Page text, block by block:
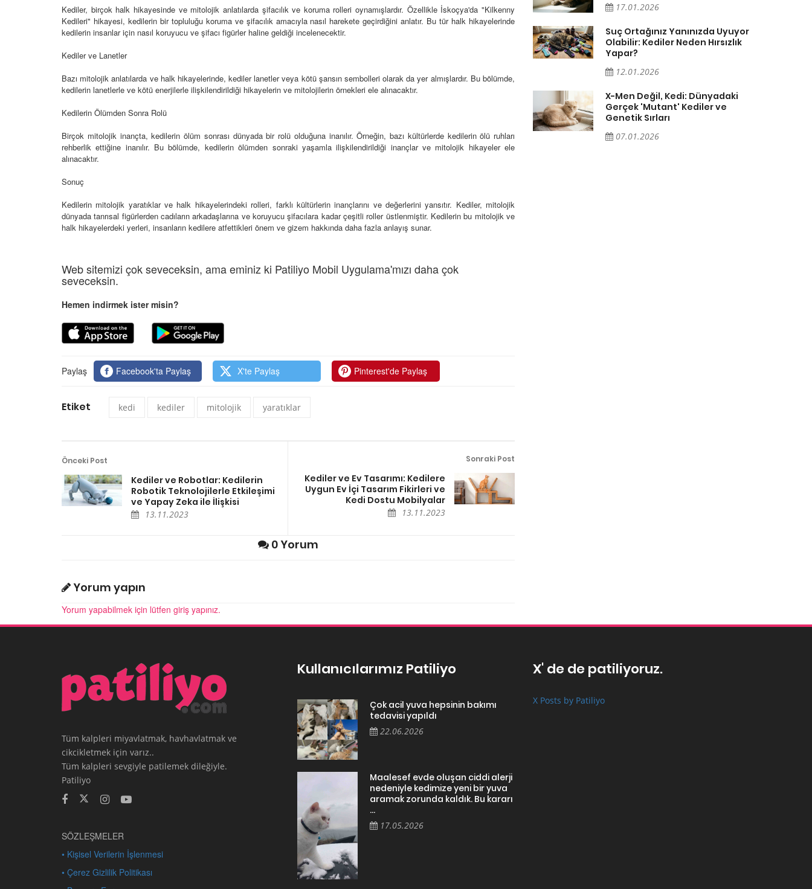
Kediler, birçok halk hikayesinde ve mitolojik anlatılarda şifacılık ve koruma rolleri oynamışlardır. Özellikle İskoçya'da "Kilkenny
Kedileri" hikayesi, kedilerin bir topluluğu koruma ve şifacılık amacıyla nasıl harekete geçirdiğini anlatır. Bu tür halk hikayelerinde
kedilerin insanlar için nasıl koruyucu ve şifacı figürler haline geldiği incelenecektir.
Kediler ve Lanetler
Bazı mitolojik anlatılarda ve halk hikayelerinde, kediler lanetler veya kötü şansın sembolleri olarak da yer almışlardır. Bu bölümde,
kedilerin lanetlerle ve kötü enerjilerle ilişkilendirildiği hikayelerin ve mitolojilerin örnekleri ele alınacaktır.
Kedilerin Ölümden Sonra Rolü
Birçok mitolojik inançta, kedilerin ölüm sonrası dünyada bir rolü olduğuna inanılır. Örneğin, bazı kültürlerde kedilerin ölü ruhları
rehberlik ettiğine inanılır. Bu bölümde, kedilerin ölümden sonraki yaşamla ilişkilendirildiği inançlar ve mitolojik hikayeler ele
alınacaktır.
Sonuç
Kedilerin mitolojik yaratıklar ve halk hikayelerindeki rolleri, farklı kültürlerin inançlarını ve değerlerini yansıtır. Kediler, mitolojik
dünyada tanrısal figürlerden cadıların arkadaşlarına ve koruyucu şifacılara kadar çeşitli roller üstlenmiştir. Kedilerin bu mitolojik ve
halk hikayelerdeki yerleri, insanların kedilere atfettikleri önem ve gizem hakkında daha fazla anlayış sunar.
Web sitemizi çok seveceksin, ama eminiz ki Patiliyo Mobil Uygulama'mızı daha çok
seveceksin.
Hemen indirmek ister misin?
Paylaş Facebook'ta Paylaş X'te Paylaş Pinterest'de Paylaş
Etiket kedi kediler mitolojik yaratıklar
Önceki Post
Kediler ve Robotlar: Kedilerin
Robotik Teknolojilerle Etkileşimi
ve Yapay Zeka ile İlişkisi
13.11.2023
Sonraki Post
Kediler ve Ev Tasarımı: Kedilere
Uygun Ev İçi Tasarım Fikirleri ve
Kedi Dostu Mobilyalar
13.11.2023
0 Yorum
Yorum yapın
Yorum yapabilmek için lütfen giriş yapınız.
Kedilerin Kutsal
Dünyası
11.10.2025
05.10.2025
03.10.2025
22.09.2025
Özel Bir Bağ: Tekir Kedilerle
15.09.2025
17.01.2026
Suç Ortağınız Yanınızda Uyuyor
Olabilir: Kediler Neden Hırsızlık
Yapar?
12.01.2026
X-Men Değil, Kedi: Dünyadaki
Gerçek 'Mutant' Kediler ve
Genetik Sırları
07.01.2026
Tüm kalpleri miyavlatmak, havhavlatmak ve
cikcikletmek için varız..
Tüm kalpleri sevgiyle patilemek dileğiyle.
Patiliyo
SÖZLEŞMELER
• Kişisel Verilerin İşlenmesi
• Çerez Gizlilik Politikası
Kullanıcılarımız Patiliyo
Çok acil yuva hepsinin bakımı
tedavisi yapıldı
22.06.2026
Maalesef evde oluşan ciddi alerji
nedeniyle kedimize yeni bir yuva
aramak zorunda kaldık. Bu kararı
...
17.05.2026
X' de de patiliyoruz.
X Posts by Patiliyo